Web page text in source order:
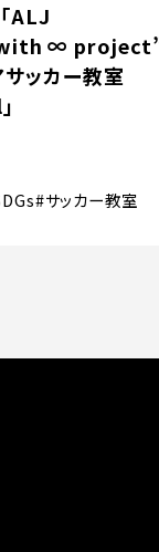
ALJ
∞
ッカー教室
#サッカー教室